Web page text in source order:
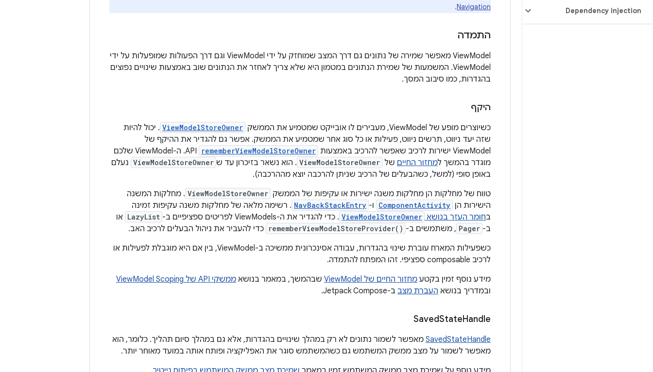
Dependency injection
Navigation
.
התמדה
‫ViewModel מאפשר שמירה של נתונים גם דרך המצב שמוחזק על ידי ViewModel וגם דרך הפעולות שמופעלות על ידי
ViewModel. המשמעות של שמירת הנתונים במטמון היא שלא צריך לאחזר את הנתונים שוב באמצעות שינויים נפוצים
בהגדרות, כמו סיבוב המסך.
היקף
כשיוצרים מופע של ViewModel, מעבירים לו אובייקט שמטמיע את הממשק ViewModelStoreOwner . יכול להיות
שזה יעד ניווט, תרשים ניווט, פעילות או כל סוג אחר שמטמיע את הממשק. אפשר גם להגדיר את ההיקף של
ViewModel ישירות לרכיב שאפשר להרכיב באמצעות
rememberViewModelStoreOwner
API. ה-ViewModel שלכם
מוגדר בהמשך למחזור החיים של ViewModelStoreOwner . הוא נשאר בזיכרון עד ש ViewModelStoreOwner נעלם
באופן סופי (למשל, כשהבעלים של הרכיב שניתן להרכבה יוצא מההרכבה).
טווח של מחלקות הן מחלקות משנה ישירות או עקיפות של הממשק ViewModelStoreOwner . מחלקות המשנה
הישירות הן ComponentActivity ו- NavBackStackEntry . רשימה מלאה של מחלקות משנה עקיפות זמינה
בחומר העזר בנושא ViewModelStoreOwner . כדי להגדיר את ה-ViewModels לפריטים ספציפיים ב- LazyList או
ב- Pager , משתמשים ב- rememberViewModelStoreProvider() כדי להעביר את ניהול הבעלים לרכיב האב.
כשפעילות המארח עוברת שינוי בהגדרות, עבודה אסינכרונית ממשיכה ב-ViewModel, בין אם היא מוגבלת לפעילות או
לרכיב composable ספציפי. זהו המפתח להתמדה.
מידע נוסף זמין בקטע מחזור החיים של ViewModel שבהמשך, במאמר בנושא ממשקי API של ViewModel Scoping
ובמדריך בנושא העברת מצב ב-Jetpack Compose.
SavedStateHandle
SavedStateHandle מאפשר לשמור נתונים לא רק במהלך שינויים בהגדרות, אלא גם במהלך סיום תהליך. כלומר, הוא
מאפשר לשמור על מצב ממשק המשתמש גם כשהמשתמש סוגר את האפליקציה ופותח אותה במועד מאוחר יותר.